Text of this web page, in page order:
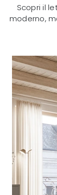
Scopri il
moderno,